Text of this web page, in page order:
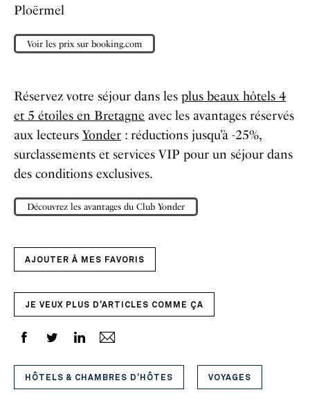
Ploërmel
Voir les prix sur booking.com
Réservez votre séjour dans les plus beaux hôtels 4
et 5 étoiles en Bretagne avec les avantages réservés
aux lecteurs Yonder : réductions jusqu’à -25%,
surclassements et services VIP pour un séjour dans
des conditions exclusives.
Découvrez les avantages du Club Yonder
AJOUTER À MES FAVORIS
JE VEUX PLUS D'ARTICLES COMME ÇA
HÔTELS & CHAMBRES D'HÔTES VOYAGES